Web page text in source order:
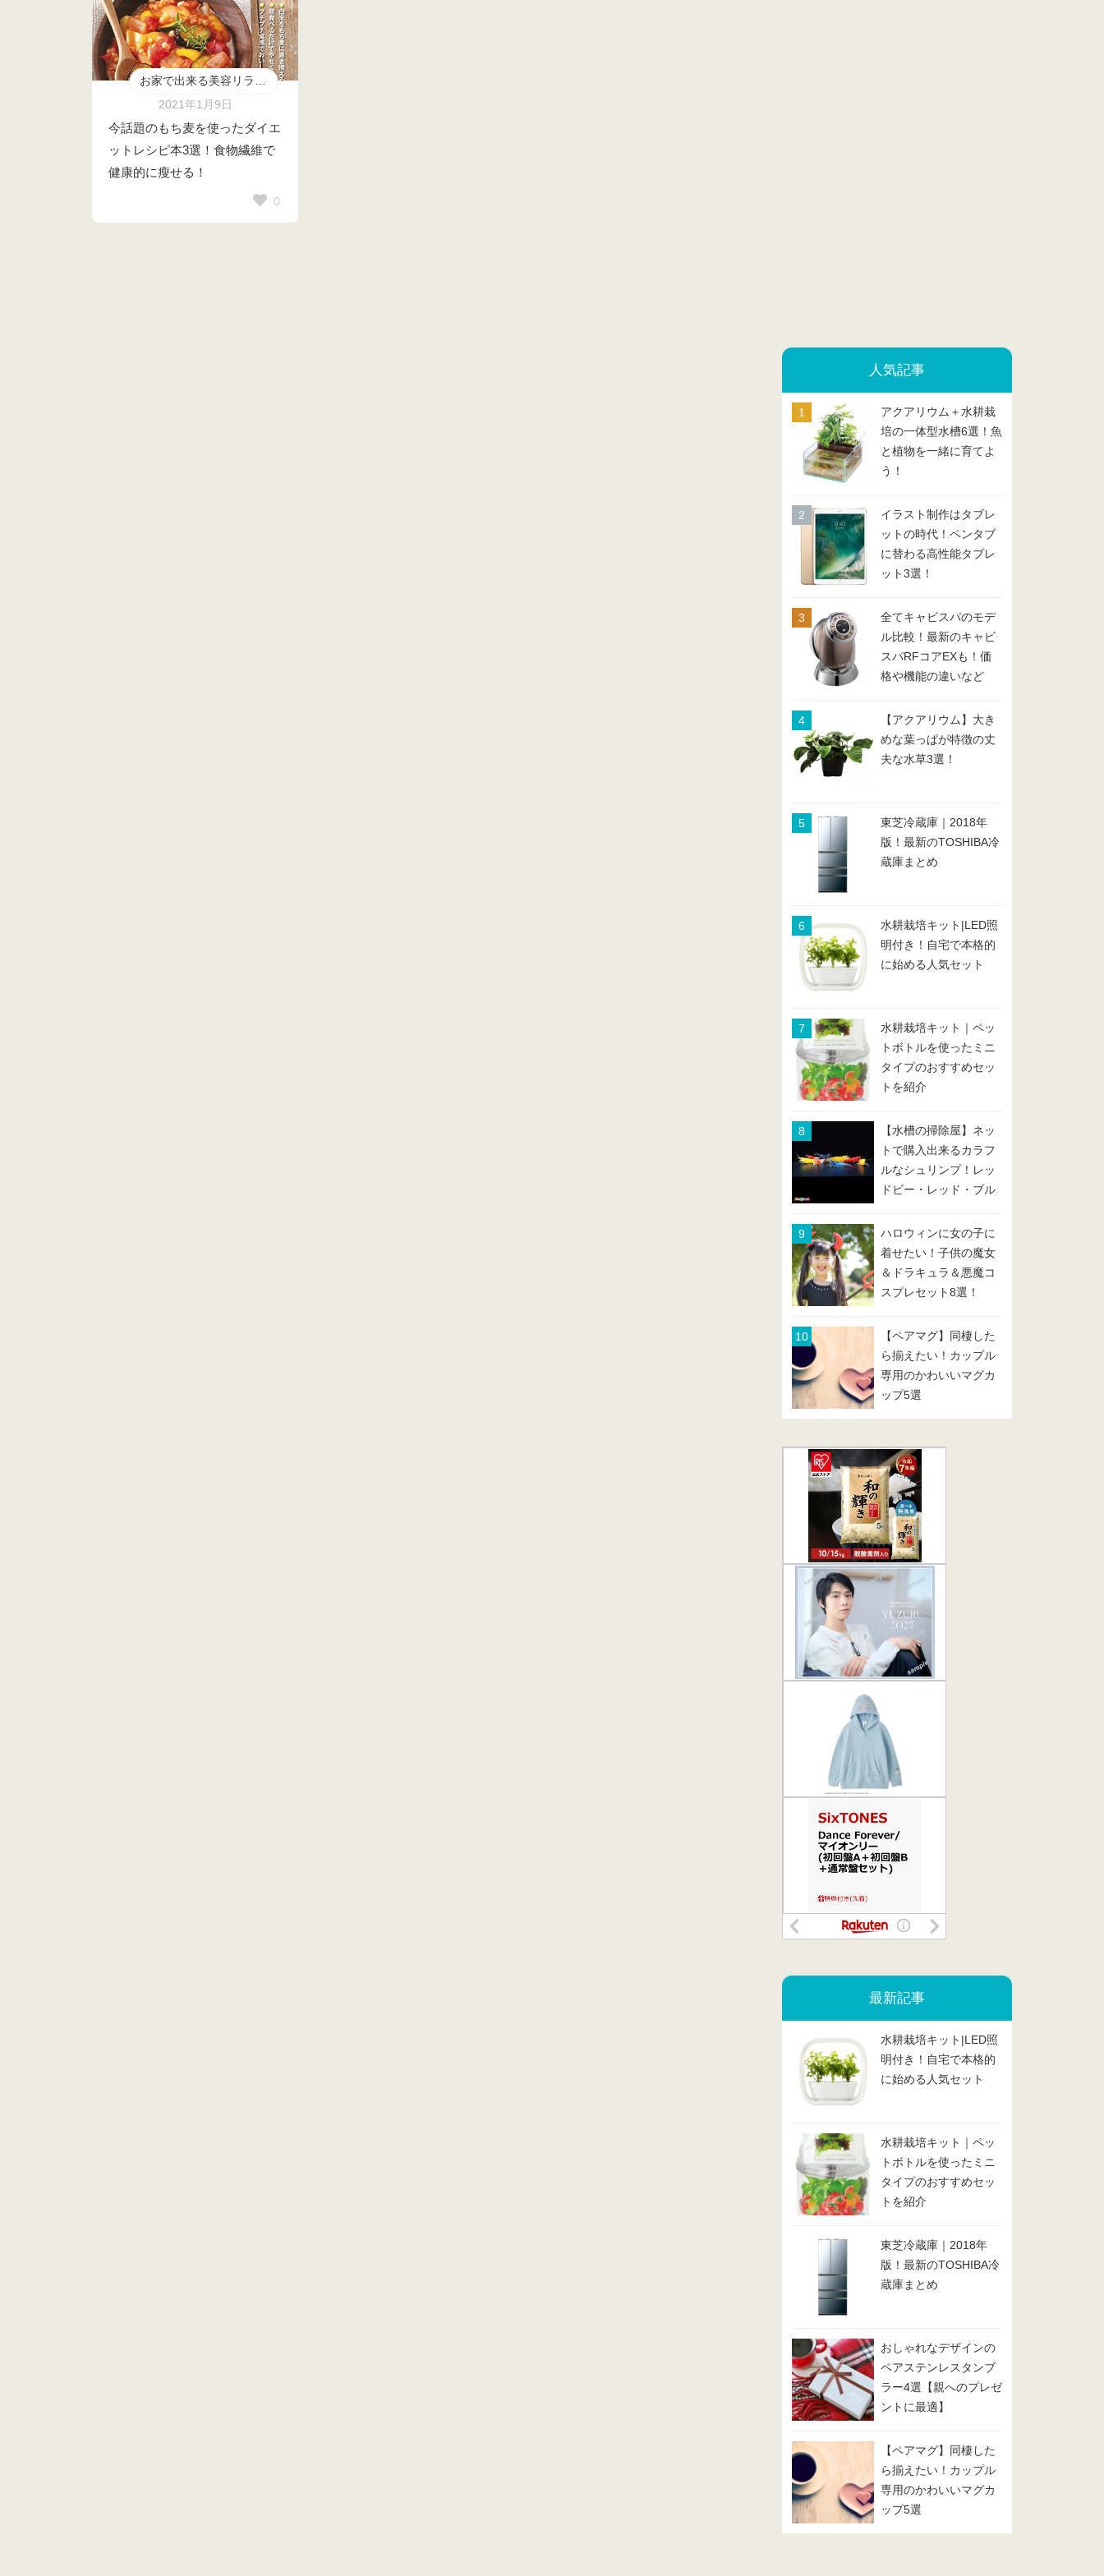
2021年1月9日
今話題のもち麦を使ったダイエ
ットレシピ本3選！食物繊維で
健康的に瘦せる！
0
人気記事
アクアリウム＋水耕栽
培の一体型水槽6選！魚
と植物を一緒に育てよ
う！
イラスト制作はタブレ
ットの時代！ペンタブ
に替わる高性能タブレ
ット3選！
全てキャビスパのモデ
ル比較！最新のキャビ
スパRFコアEXも！価
格や機能の違いなど
【アクアリウム】大き
めな葉っぱが特徴の丈
夫な水草3選！
東芝冷蔵庫｜2018年
版！最新のTOSHIBA冷
蔵庫まとめ
水耕栽培キット|LED照
明付き！自宅で本格的
に始める人気セット
水耕栽培キット｜ペッ
トボトルを使ったミニ
タイプのおすすめセッ
トを紹介
【水槽の掃除屋】ネッ
トで購入出来るカラフ
ルなシュリンプ！レッ
ドビー・レッド・ブル
め
ハロウィンに女の子に
着せたい！子供の魔女
＆ドラキュラ＆悪魔コ
スプレセット8選！
【ペアマグ】同棲した
ら揃えたい！カップル
専用のかわいいマグカ
ップ5選
最新記事
水耕栽培キット|LED照
明付き！自宅で本格的
に始める人気セット
水耕栽培キット｜ペッ
トボトルを使ったミニ
タイプのおすすめセッ
トを紹介
東芝冷蔵庫｜2018年
版！最新のTOSHIBA冷
蔵庫まとめ
おしゃれなデザインの
ペアステンレスタンブ
ラー4選【親へのプレゼ
ントに最適】
【ペアマグ】同棲した
ら揃えたい！カップル
専用のかわいいマグカ
ップ5選